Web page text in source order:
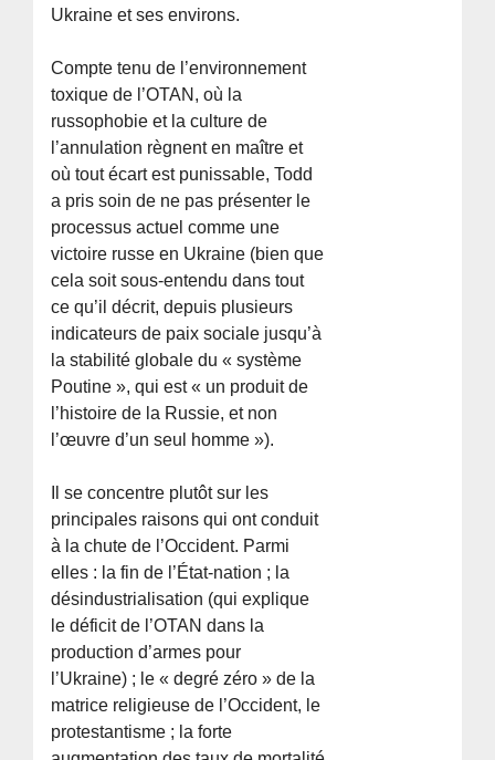
Ukraine et ses environs.
Compte tenu de l’environnement
toxique de l’OTAN, où la
russophobie et la culture de
l’annulation règnent en maître et
où tout écart est punissable, Todd
a pris soin de ne pas présenter le
processus actuel comme une
victoire russe en Ukraine (bien que
cela soit sous-entendu dans tout
ce qu’il décrit, depuis plusieurs
indicateurs de paix sociale jusqu’à
la stabilité globale du « système
Poutine », qui est « un produit de
l’histoire de la Russie, et non
l’œuvre d’un seul homme »).
Il se concentre plutôt sur les
principales raisons qui ont conduit
à la chute de l’Occident. Parmi
elles : la fin de l’État-nation ; la
désindustrialisation (qui explique
le déficit de l’OTAN dans la
production d’armes pour
l’Ukraine) ; le « degré zéro » de la
matrice religieuse de l’Occident, le
protestantisme ; la forte